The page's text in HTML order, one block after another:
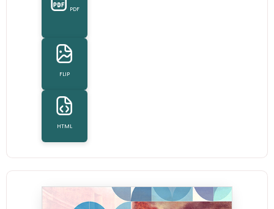
PDF
FLIP
HTML